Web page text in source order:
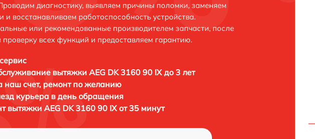
диагностику, выявляем причины поломки, заменяем
и восстанавливаем работоспособность устройства.
или рекомендованные производителем запчасти, после
всех функций и предоставляем гарантию.
вытяжки AEG DK 3160 90 IX до 3 лет
наш счет, ремонт по желанию
курьера в день обращения
вытяжки AEG DK 3160 90 IX от 35 минут